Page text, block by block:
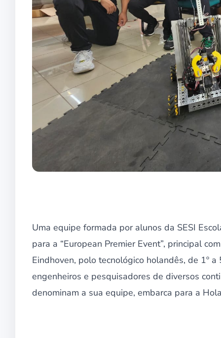
Uma equipe formada por alunos da SESI
para a “European Premier Event”, principal
Eindhoven, polo tecnológico holandês, de 1º
engenheiros e pesquisadores de diversos
denominam a sua equipe, embarca para a